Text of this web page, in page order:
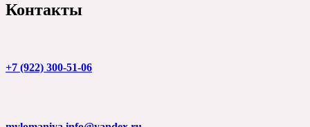
Контакты
+7 (922) 300-51-06